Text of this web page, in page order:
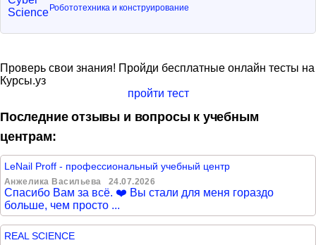
Робототехника и конструирование
Проверь свои знания! Пройди бесплатные онлайн тесты на
Курсы.уз
пройти тест
Последние отзывы и вопросы к учебным
центрам:
LeNail Proff - профессиональный учебный центр
Анжелика Васильева 24.07.2026
Спасибо Вам за всё. ❤️ Вы стали для меня гораздо
больше, чем просто ...
REAL SCIENCE